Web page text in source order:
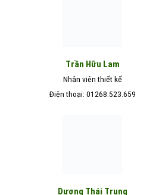
Trần Hữu Lam
Nhân viên thiết kế
Điện thoại: 01268.523.659
Dương Thái Trung